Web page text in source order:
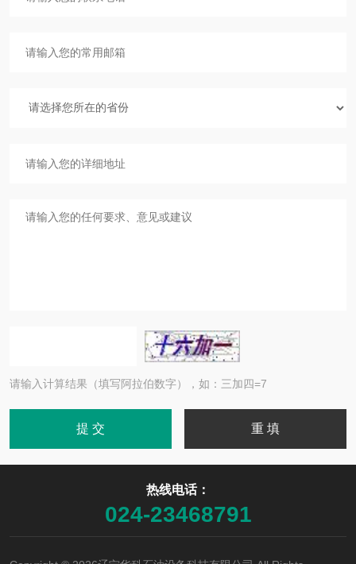
请输入计算结果（填写阿拉伯数字），如：三加四=7
热线电话：
024-23468791